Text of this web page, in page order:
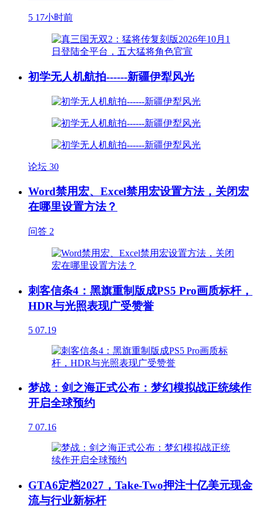
5 17小时前
初学无人机航拍------新疆伊犁风光
论坛 30
Word禁用宏、Excel禁用宏设置方法，关闭宏
在哪里设置方法？
问答 2
刺客信条4：黑旗重制版成PS5 Pro画质标杆，
HDR与光照表现广受赞誉
5 07.19
梦战：剑之海正式公布：梦幻模拟战正统续作
开启全球预约
7 07.16
GTA6定档2027，Take-Two押注十亿美元现金
流与行业新标杆